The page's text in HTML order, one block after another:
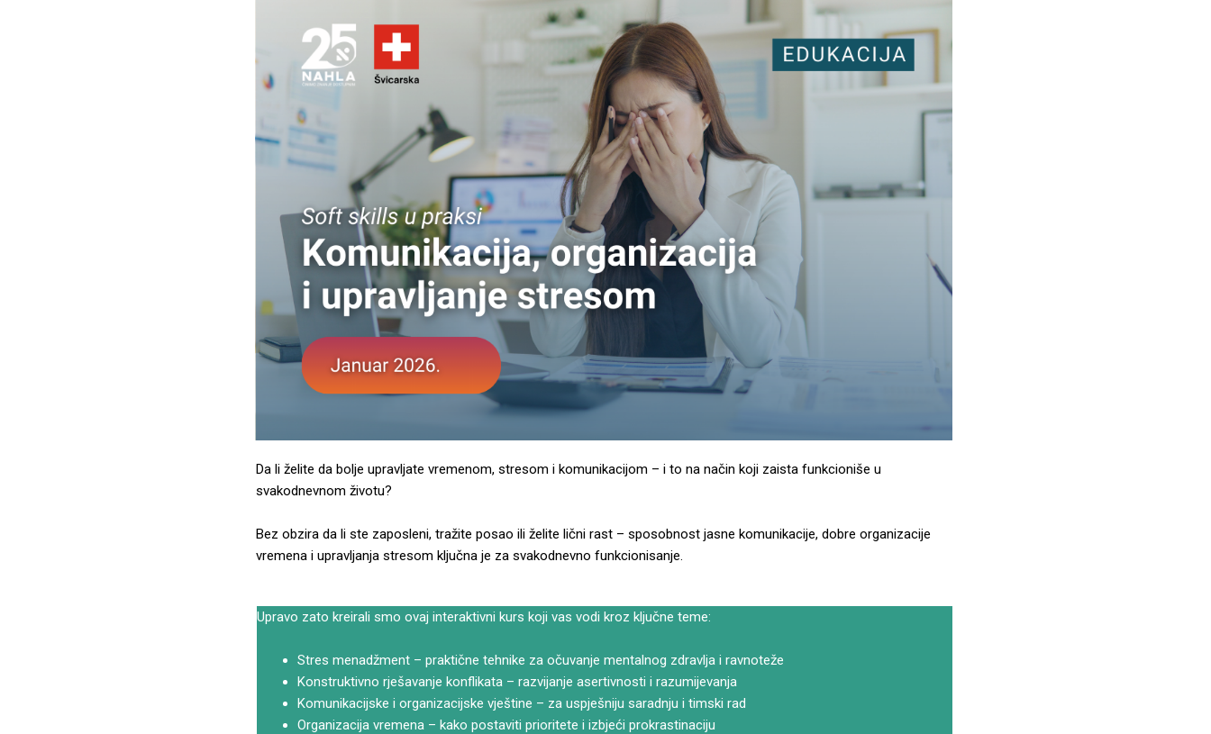
Da li želite da bolje upravljate vremenom, stresom i komunikacijom – i to na način koji zaista funkcioniše u
svakodnevnom životu?
Bez obzira da li ste zaposleni, tražite posao ili želite lični rast – sposobnost jasne komunikacije, dobre organizacije
vremena i upravljanja stresom ključna je za svakodnevno funkcionisanje.
Upravo zato kreirali smo ovaj interaktivni kurs koji vas vodi kroz ključne teme:
Stres menadžment – praktične tehnike za očuvanje mentalnog zdravlja i ravnoteže
Konstruktivno rješavanje konflikata – razvijanje asertivnosti i razumijevanja
Komunikacijske i organizacijske vještine – za uspješniju saradnju i timski rad
Organizacija vremena – kako postaviti prioritete i izbjeći prokrastinaciju